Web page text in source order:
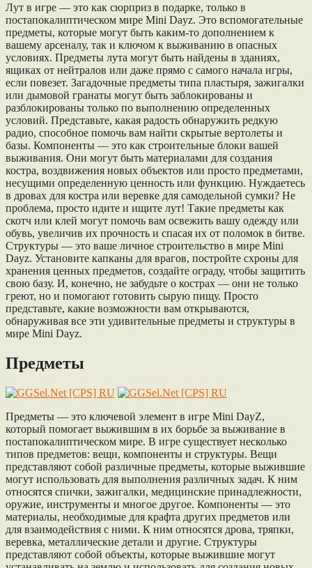
Лут в игре — это как сюрприз в подарке, только в
постапокалиптическом мире Mini Dayz. Это вспомогательные
предметы, которые могут быть каким-то дополнением к
вашему арсеналу, так и ключом к выживанию в опасных
условиях. Предметы лута могут быть найдены в зданиях,
ящиках от нейтралов или даже прямо с самого начала игры,
если повезет. Загадочные предметы типа пластыря, зажигалки
или дымовой гранаты могут быть заблокированы и
разблокированы только по выполнению определенных
условий. Представьте, какая радость обнаружить редкую
радио, способное помочь вам найти скрытые вертолеты и
базы. Компоненты — это как строительные блоки вашей
выживания. Они могут быть материалами для создания
костра, воздвижения новых объектов или просто предметами,
несущими определенную ценность или функцию. Нуждаетесь
в дровах для костра или веревке для самодельной сумки? Не
проблема, просто идите и ищите лут! Такие предметы как
скотч или клей могут помочь вам освежить вашу одежду или
обувь, увеличив их прочность и спасая их от поломок в битве.
Структуры — это ваше личное строительство в мире Mini
Dayz. Установите капканы для врагов, постройте схроны для
хранения ценных предметов, создайте ограду, чтобы защитить
свою базу. И, конечно, не забудьте о кострах — они не только
греют, но и помогают готовить сырую пищу. Просто
представьте, какие возможности вам открываются,
обнаруживая все эти удивительные предметы и структуры в
мире Mini Dayz.
Предметы
Предметы — это ключевой элемент в игре Mini DayZ,
который помогает выжившим в их борьбе за выживание в
постапокалиптическом мире. В игре существует несколько
типов предметов: вещи, компоненты и структуры. Вещи
представляют собой различные предметы, которые выжившие
могут использовать для выполнения различных задач. К ним
относятся спички, зажигалки, медицинские принадлежности,
оружие, инструменты и многое другое. Компоненты — это
материалы, необходимые для крафта других предметов или
для взаимодействия с ними. К ним относятся дрова, тряпки,
веревка, металлические детали и другие. Структуры
представляют собой объекты, которые выжившие могут